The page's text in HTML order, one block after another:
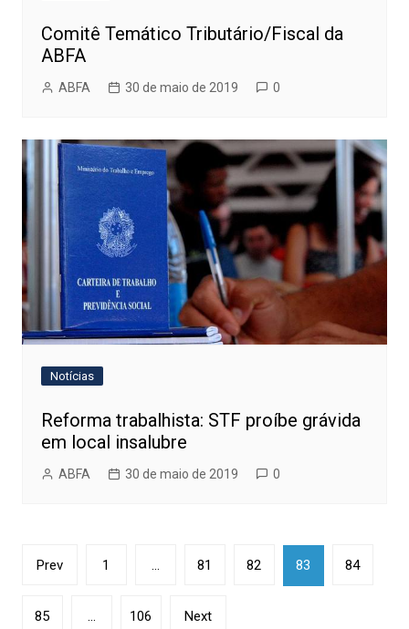
Comitê Temático Tributário/Fiscal da
ABFA
ABFA 30 de maio de 2019 0
Notícias
Reforma trabalhista: STF proíbe grávida
em local insalubre
ABFA 30 de maio de 2019 0
Paginação
posts
Prev 1 … 81 82 83 84
85 … 106 Next